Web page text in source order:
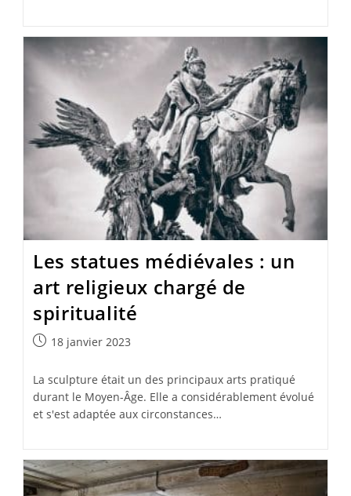
Les statues médiévales : un
art religieux chargé de
spiritualité
Publication
18 janvier 2023
La sculpture était un des principaux arts pratiqué
durant le Moyen-Âge. Elle a considérablement évolué
et s'est adaptée aux circonstances…